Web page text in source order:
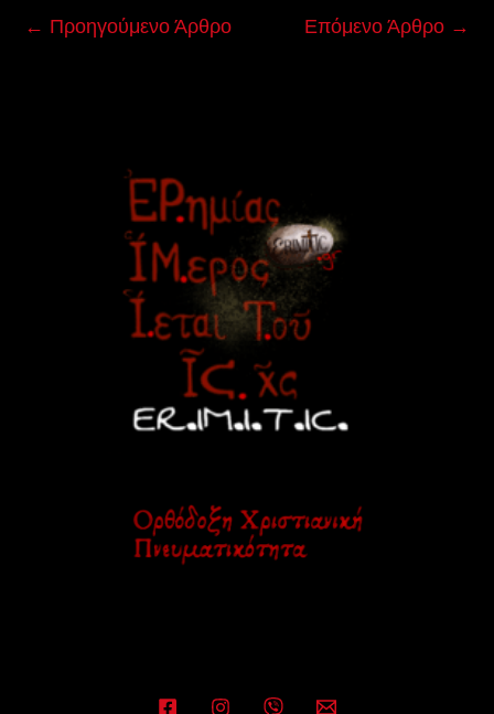
← Προηγούμενο Άρθρο Επόμενο Άρθρο →